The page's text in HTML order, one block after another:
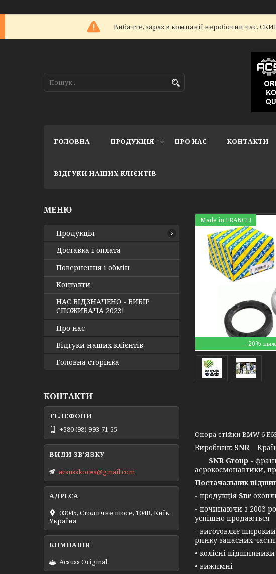
Вибачте, зараз в компанії неробочий
ГОЛОВНА ПРОДУКЦІЯ ПРО НАС КОНТАКТИ
ВІДГУКИ НАШИХ КЛІЄНТІВ
–20%
Made in FRANCE!
Опора стійки BMW 6
Виробник: SNR
SNR Group -
аерокосмонавтики,
Постачальник
- продукція Snr
- починаючи з 2003
успішно продаються
- виготовляє
ринку запасних
• колісні
• вижимні
Продукція
Доставка і оплата
Повернення і обмін
Контакти
НАС ВІДЗНАЧЕНО - ВИБІР
СПОЖИВАЧА 2023!
Про нас
Відгуки наших клієнтів
Головна сторінка
КОНТАКТИ
+380 (98) 993-71-55
acsusskorea@gmail.com
03045, Столичне шосе, 104B, Київ,
Україна
Acsuss Original